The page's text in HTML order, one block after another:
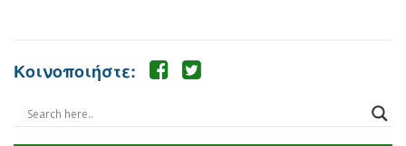
Κοινοποιήστε: